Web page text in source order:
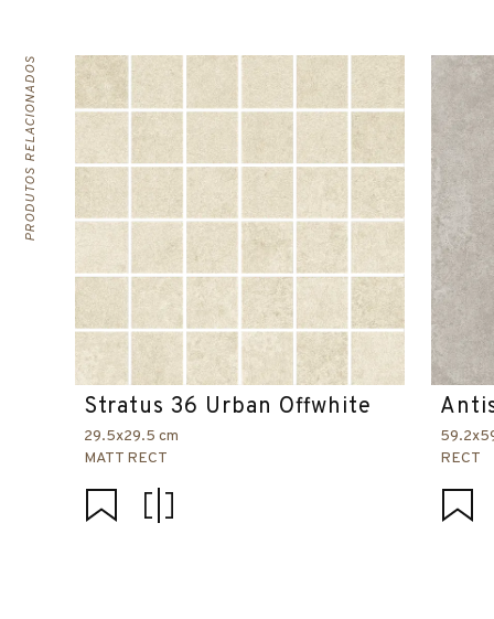
PRODUTOS RELACIONADOS
Stratus 36 Urban Offwhite
29.5x29.5 cm
MATT RECT
RECT